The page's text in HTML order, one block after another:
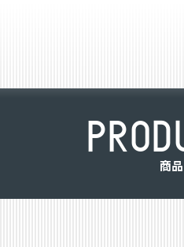
PROD
商品